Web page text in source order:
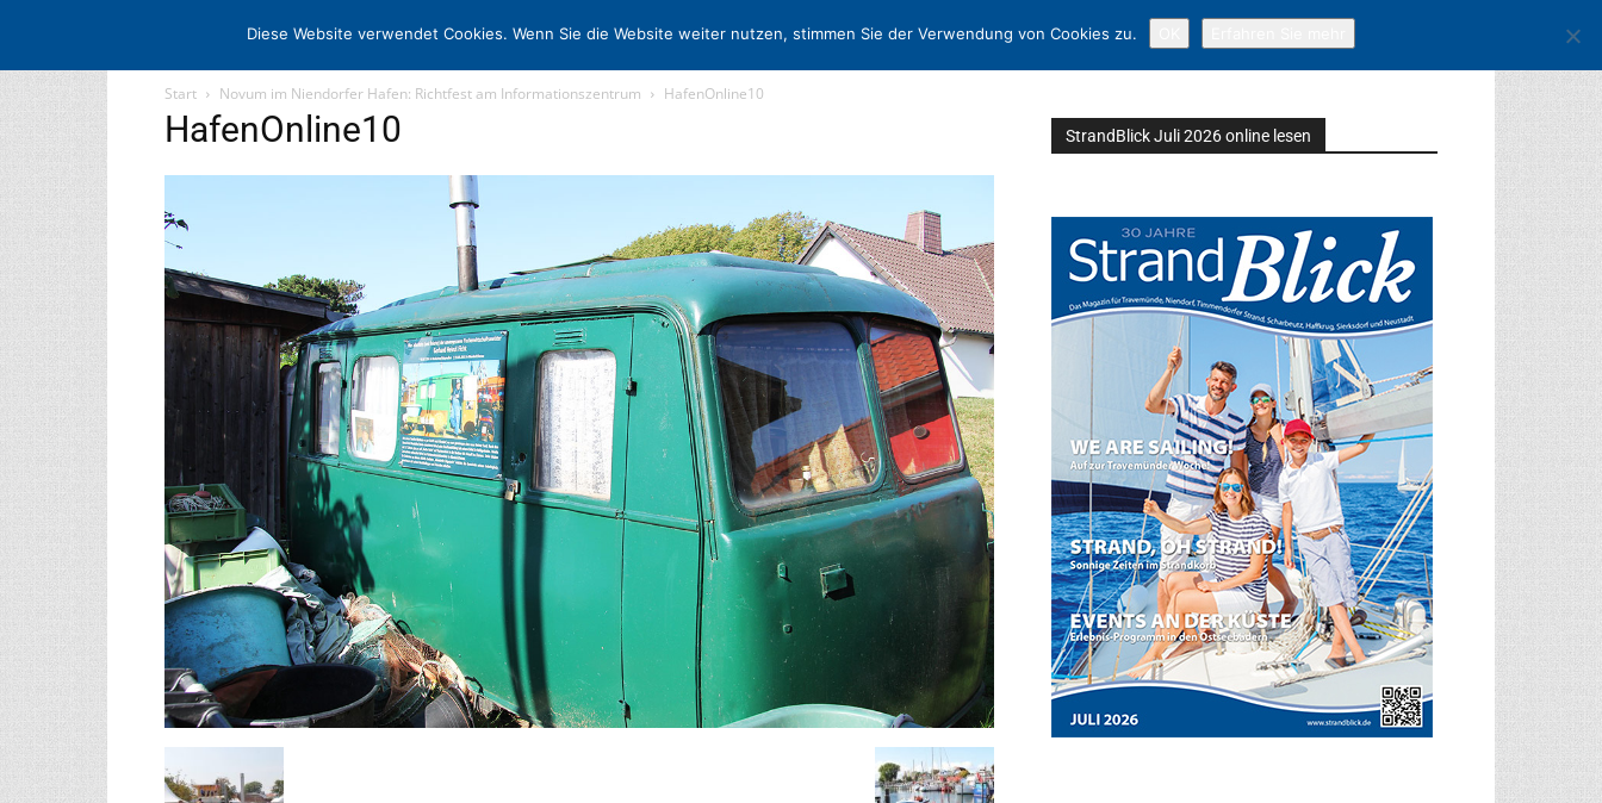
STARTSEITE ARCHIV MEDIADATEN KONTAKT MORE
Start Novum im Niendorfer Hafen: Richtfest am Informationszentrum HafenOnline10
HafenOnline10 StrandBlick Juli 2026 online lesen
Diese Website verwendet Cookies. Wenn Sie die Website weiter nutzen, stimmen Sie der Verwendung von Cookies zu.